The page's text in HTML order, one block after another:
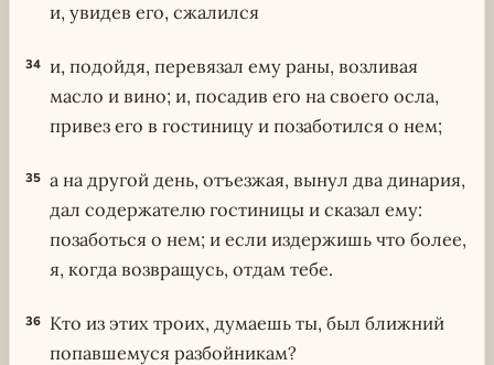
и, увидев его, сжалился
34 и, подойдя, перевязал ему раны, возливая
масло и вино; и, посадив его на своего осла,
привез его в гостиницу и позаботился о нем;
35 а на другой день, отъезжая, вынул два динария,
дал содержателю гостиницы и сказал ему:
позаботься о нем; и если издержишь что более,
я, когда возвращусь, отдам тебе.
36 Кто из этих троих, думаешь ты, был ближний
попавшемуся разбойникам?